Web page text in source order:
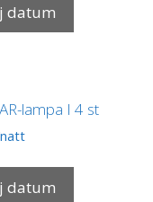
datum
lampa I 4 st
datum